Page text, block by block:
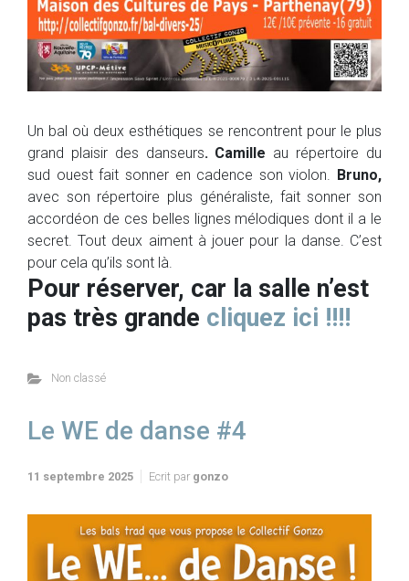
Un bal où deux esthétiques se rencontrent pour le plus
grand plaisir des danseurs. Camille au répertoire du
sud ouest fait sonner en cadence son violon. Bruno,
avec son répertoire plus généraliste, fait sonner son
accordéon de ces belles lignes mélodiques dont il a le
secret. Tout deux aiment à jouer pour la danse. C’est
pour cela qu’ils sont là.
Pour réserver, car la salle n’est
pas très grande cliquez ici !!!!
Non classé
Le WE de danse #4
11 septembre 2025 Ecrit par gonzo